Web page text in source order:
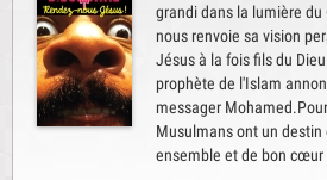
grandi dans la lumière
nous renvoie sa vision
Jésus à la fois fils du
prophète de l'Islam
messager
Musulmans ont un
ensemble et de bon cœur